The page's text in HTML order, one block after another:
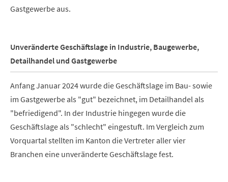
Gastgewerbe aus.
Unveränderte Geschäftslage in Industrie, Baugewerbe,
Detailhandel und Gastgewerbe
Anfang Januar 2024 wurde die Geschäftslage im Bau- sowie
im Gastgewerbe als "gut" bezeichnet, im Detailhandel als
"befriedigend". In der Industrie hingegen wurde die
Geschäftslage als "schlecht" eingestuft. Im Vergleich zum
Vorquartal stellten im Kanton die Vertreter aller vier
Branchen eine unveränderte Geschäftslage fest.